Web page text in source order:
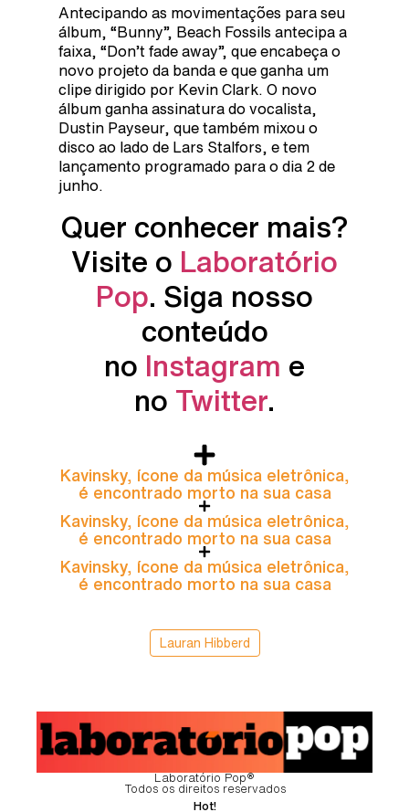
Antecipando as movimentações para seu
álbum, “Bunny”, Beach Fossils antecipa a
faixa, “Don’t fade away”, que encabeça o
novo projeto da banda e que ganha um
clipe dirigido por Kevin Clark. O novo
álbum ganha assinatura do vocalista,
Dustin Payseur, que também mixou o
disco ao lado de Lars Stalfors, e tem
lançamento programado para o dia 2 de
junho.
Quer conhecer mais?
Visite o Laboratório
Pop. Siga nosso
conteúdo
no Instagram e
no Twitter.
Kavinsky, ícone da música eletrônica,
é encontrado morto na sua casa
Kavinsky, ícone da música eletrônica,
é encontrado morto na sua casa
Kavinsky, ícone da música eletrônica,
é encontrado morto na sua casa
Lauran Hibberd
Laboratório Pop®
Todos os direitos reservados
Hot!